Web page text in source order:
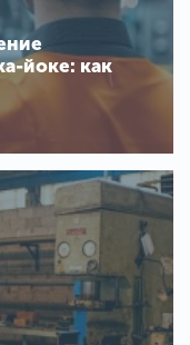
йоке: как